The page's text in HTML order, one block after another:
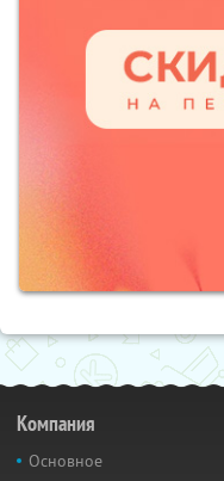
Компания
Основное